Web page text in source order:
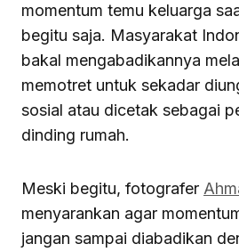
momentum temu keluarga
begitu saja. Masyarakat
bakal mengabadikannya
memotret untuk sekadar
sosial atau dicetak sebagai
dinding rumah.
Meski begitu, fotografer
menyarankan agar
jangan sampai diabadikan